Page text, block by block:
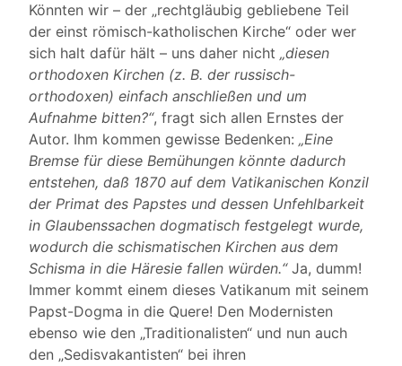
Könnten wir – der „rechtgläubig gebliebene Teil
der einst römisch-katholischen Kirche“ oder wer
sich halt dafür hält – uns daher nicht „diesen
orthodoxen Kirchen (z. B. der russisch-
orthodoxen) einfach anschließen und um
Aufnahme bitten?“, fragt sich allen Ernstes der
Autor. Ihm kommen gewisse Bedenken: „Eine
Bremse für diese Bemühungen könnte dadurch
entstehen, daß 1870 auf dem Vatikanischen Konzil
der Primat des Papstes und dessen Unfehlbarkeit
in Glaubenssachen dogmatisch festgelegt wurde,
wodurch die schismatischen Kirchen aus dem
Schisma in die Häresie fallen würden.“Ja, dumm!
Immer kommt einem dieses Vatikanum mit seinem
Papst-Dogma in die Quere! Den Modernisten
ebenso wie den „Traditionalisten“ und nun auch
den „Sedisvakantisten“ bei ihren